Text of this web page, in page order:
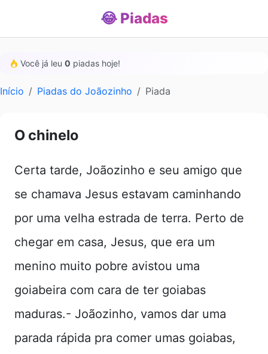
😂 Piadas
Você já leu 0 piadas hoje!
Início Piadas do Joãozinho Piada
O chinelo
Certa tarde, Joãozinho e seu amigo que
se chamava Jesus estavam caminhando
por uma velha estrada de terra. Perto de
chegar em casa, Jesus, que era um
menino muito pobre avistou uma
goiabeira com cara de ter goiabas
maduras.- Joãozinho, vamos dar uma
parada rápida pra comer umas goiabas,